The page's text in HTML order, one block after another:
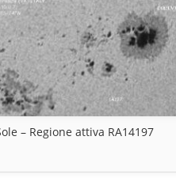
– Regione attiva RA14197